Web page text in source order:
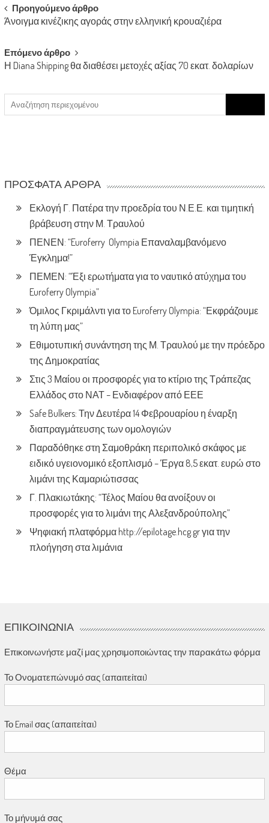
Post
navigation
Προηγούμενο άρθρο
Άνοιγμα κινέζικης αγοράς στην ελληνική κρουαζιέρα
Επόμενο άρθρο
Η Diana Shipping θα διαθέσει μετοχές αξίας 70 εκατ. δολαρίων
for:
ΠΡΌΣΦΑΤΑ ΆΡΘΡΑ
Εκλογή Γ. Πατέρα την προεδρία του Ν.Ε.Ε. και τιμητική
βράβευση στην Μ. Τραυλού
ΠΕΝΕΝ: “Euroferry Olympia Επαναλαμβανόμενο
Έγκλημα!”
ΠΕΜΕΝ: “Έξι ερωτήματα για το ναυτικό ατύχημα του
Euroferry Olympia”
Όμιλος Γκριμάλντι για το Euroferry Olympia: “Εκφράζουμε
τη λύπη μας”
Εθιμοτυπική συνάντηση της Μ. Τραυλού με την πρόεδρο
της Δημοκρατίας
Στις 3 Μαίου οι προσφορές για το κτίριο της Τράπεζας
Ελλάδος στο ΝΑΤ – Ενδιαφέρον από ΕΕΕ
Safe Bulkers: Την Δευτέρα 14 Φεβρουαρίου η έναρξη
διαπραγμάτευσης των ομολογιών
Παραδόθηκε στη Σαμοθράκη περιπολικό σκάφος με
ειδικό υγειονομικό εξοπλισμό – Έργα 8,5 εκατ. ευρώ στο
λιμάνι της Καμαριώτισσας
Γ. Πλακιωτάκης: “Τέλος Μαίου θα ανοίξουν οι
προσφορές για το λιμάνι της Αλεξανδρούπολης”
Ψηφιακή πλατφόρμα http://epilotage.hcg.gr για την
πλοήγηση στα λιμάνια
ΕΠΙΚΟΙΝΩΝΊΑ
Επικοινωνήστε μαζί μας χρησιμοποιώντας την παρακάτω φόρμα
Το Ονοματεπώνυμό σας (απαιτείται)
Το Email σας (απαιτείται)
Θέμα
Το μήνυμά σας